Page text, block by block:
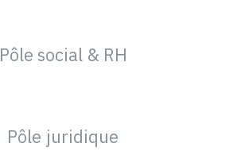
Pôle social & RH
Pôle juridique